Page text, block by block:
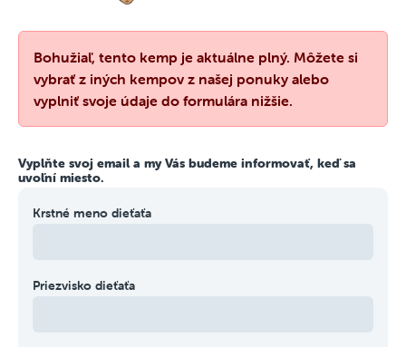
Bohužiaľ, tento kemp je aktuálne plný. Môžete si
vybrať z iných kempov z našej ponuky alebo
vyplniť svoje údaje do formulára nižšie.
Vyplňte svoj email a my Vás budeme informovať, keď sa
uvoľní miesto.
Krstné meno dieťaťa
Priezvisko dieťaťa